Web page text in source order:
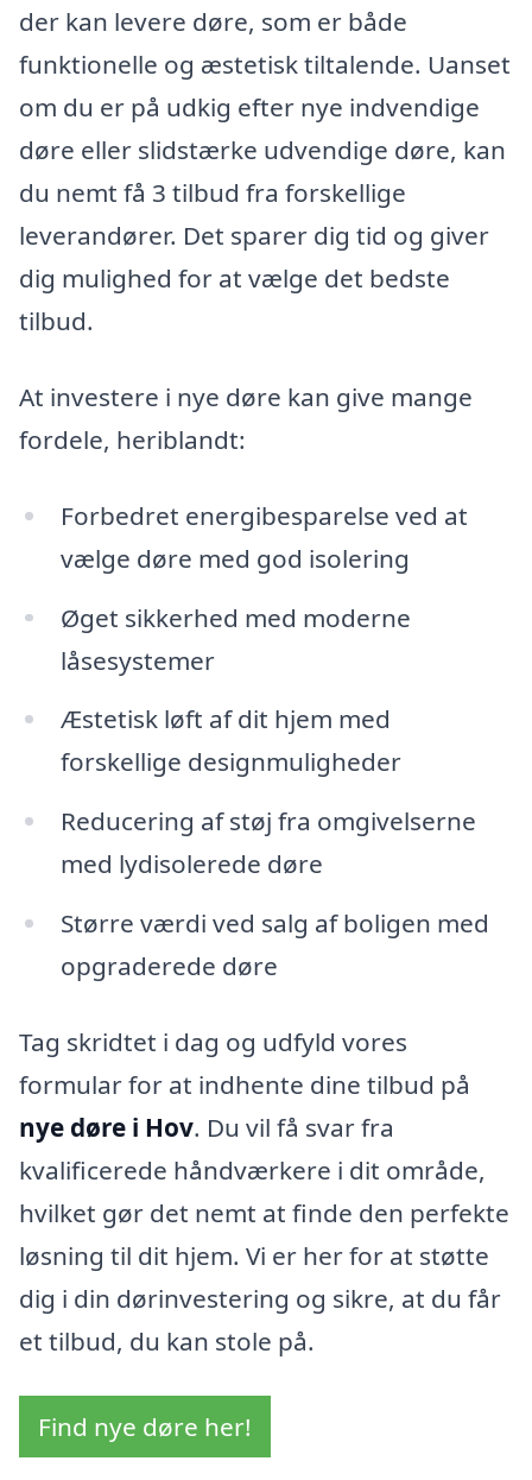
der kan levere døre, som er både
funktionelle og æstetisk tiltalende. Uanset
om du er på udkig efter nye indvendige
døre eller slidstærke udvendige døre, kan
du nemt få 3 tilbud fra forskellige
leverandører. Det sparer dig tid og giver
dig mulighed for at vælge det bedste
tilbud.
At investere i nye døre kan give mange
fordele, heriblandt:
Forbedret energibesparelse ved at
vælge døre med god isolering
Øget sikkerhed med moderne
låsesystemer
Æstetisk løft af dit hjem med
forskellige designmuligheder
Reducering af støj fra omgivelserne
med lydisolerede døre
Større værdi ved salg af boligen med
opgraderede døre
Tag skridtet i dag og udfyld vores
formular for at indhente dine tilbud på
nye døre i Hov. Du vil få svar fra
kvalificerede håndværkere i dit område,
hvilket gør det nemt at finde den perfekte
løsning til dit hjem. Vi er her for at støtte
dig i din dørinvestering og sikre, at du får
et tilbud, du kan stole på.
Find nye døre her!